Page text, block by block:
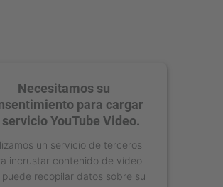
Necesitamos su
para cargar
YouTube Video.
un servicio de terceros
incrustar contenido de vídeo
puede recopilar datos sobre su